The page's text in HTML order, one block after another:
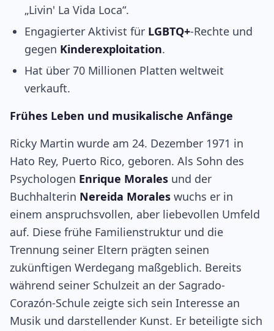
„Livin' La Vida Loca“.
Engagierter Aktivist für LGBTQ+-Rechte und
gegen Kinderexploitation.
Hat über 70 Millionen Platten weltweit
verkauft.
Frühes Leben und musikalische Anfänge
Ricky Martin wurde am 24. Dezember 1971 in
Hato Rey, Puerto Rico, geboren. Als Sohn des
Psychologen Enrique Morales und der
Buchhalterin Nereida Morales wuchs er in
einem anspruchsvollen, aber liebevollen Umfeld
auf. Diese frühe Familienstruktur und die
Trennung seiner Eltern prägten seinen
zukünftigen Werdegang maßgeblich. Bereits
während seiner Schulzeit an der Sagrado-
Corazón-Schule zeigte sich sein Interesse an
Musik und darstellender Kunst. Er beteiligte sich